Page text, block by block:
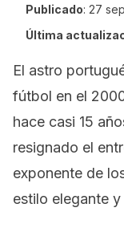
Publicado: 27
Última
El astro
fútbol en el
hace casi 15
resignado el
exponente de
estilo elegante